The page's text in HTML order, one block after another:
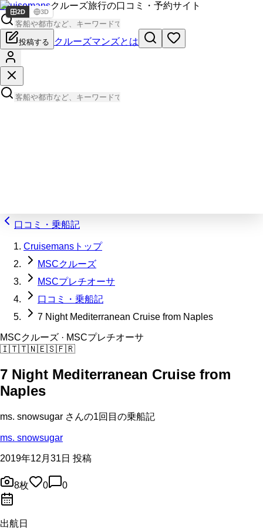
Cruisemansクルーズ旅行の口コミ・予約サイト
投稿する クルーズマンズとは
口コミ・乗船記
Cruisemansトップ
MSCクルーズ
MSCプレチオーサ
口コミ・乗船記
7 Night Mediterranean Cruise from Naples
MSCクルーズ · MSCプレチオーサ
🇮🇹🇹🇳🇪🇸🇫🇷
7 Night Mediterranean Cruise from
Naples
ms. snowsugar さんの1回目の乗船記
ms. snowsugar
2019年12月31日 投稿
8枚 0 0
出航日
2D 3D